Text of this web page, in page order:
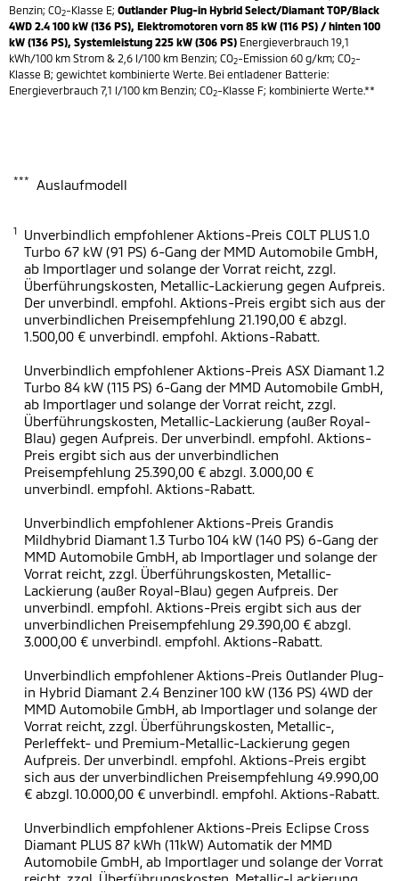
Benzin; CO2-Klasse E; Outlander Plug-in Hybrid Select/Diamant TOP/Black
4WD 2.4 100 kW (136 PS), Elektromotoren vorn 85 kW (116 PS) / hinten 100
kW (136 PS), Systemleistung 225 kW (306 PS) Energieverbrauch 19,1
kWh/100 km Strom & 2,6 l/100 km Benzin; CO2-Emission 60 g/km; CO2-
Klasse B; gewichtet kombinierte Werte. Bei entladener Batterie:
Energieverbrauch 7,1 l/100 km Benzin; CO2-Klasse F; kombinierte Werte.**
*** Auslaufmodell
1
Unverbindlich empfohlener Aktions-Preis COLT PLUS 1.0
Turbo 67 kW (91 PS) 6-Gang der MMD Automobile GmbH,
ab Importlager und solange der Vorrat reicht, zzgl.
Überführungskosten, Metallic-Lackierung gegen Aufpreis.
Der unverbindl. empfohl. Aktions-Preis ergibt sich aus der
unverbindlichen Preisempfehlung 21.190,00 € abzgl.
1.500,00 € unverbindl. empfohl. Aktions-Rabatt.
Unverbindlich empfohlener Aktions-Preis ASX Diamant 1.2
Turbo 84 kW (115 PS) 6-Gang der MMD Automobile GmbH,
ab Importlager und solange der Vorrat reicht, zzgl.
Überführungskosten, Metallic-Lackierung (außer Royal-
Blau) gegen Aufpreis. Der unverbindl. empfohl. Aktions-
Preis ergibt sich aus der unverbindlichen
Preisempfehlung 25.390,00 € abzgl. 3.000,00 €
unverbindl. empfohl. Aktions-Rabatt.
Unverbindlich empfohlener Aktions-Preis Grandis
Mildhybrid Diamant 1.3 Turbo 104 kW (140 PS) 6-Gang der
MMD Automobile GmbH, ab Importlager und solange der
Vorrat reicht, zzgl. Überführungskosten, Metallic-
Lackierung (außer Royal-Blau) gegen Aufpreis. Der
unverbindl. empfohl. Aktions-Preis ergibt sich aus der
unverbindlichen Preisempfehlung 29.390,00 € abzgl.
3.000,00 € unverbindl. empfohl. Aktions-Rabatt.
Unverbindlich empfohlener Aktions-Preis Outlander Plug-
in Hybrid Diamant 2.4 Benziner 100 kW (136 PS) 4WD der
MMD Automobile GmbH, ab Importlager und solange der
Vorrat reicht, zzgl. Überführungskosten, Metallic-,
Perleffekt- und Premium-Metallic-Lackierung gegen
Aufpreis. Der unverbindl. empfohl. Aktions-Preis ergibt
sich aus der unverbindlichen Preisempfehlung 49.990,00
€ abzgl. 10.000,00 € unverbindl. empfohl. Aktions-Rabatt.
Unverbindlich empfohlener Aktions-Preis Eclipse Cross
Diamant PLUS 87 kWh (11kW) Automatik der MMD
Automobile GmbH, ab Importlager und solange der Vorrat